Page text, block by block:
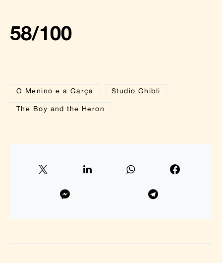
58/100
O Menino e a Garça Studio Ghibli
The Boy and the Heron